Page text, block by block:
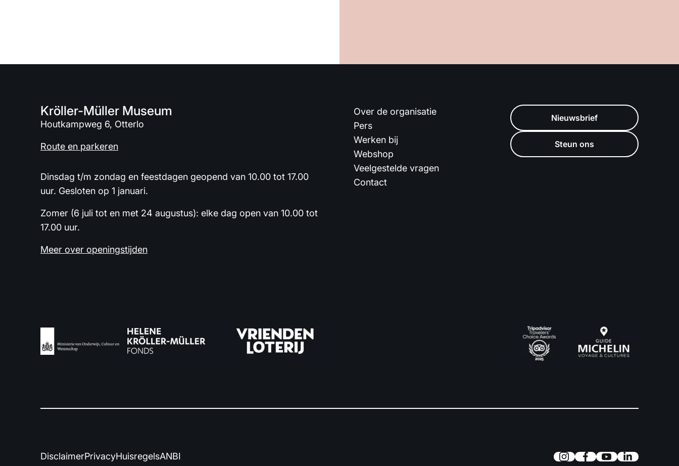
Kröller-Müller Museum
Houtkampweg 6, Otterlo
Route en parkeren
Dinsdag t/m zondag en feestdagen geopend van 10.00 tot 17.00
uur. Gesloten op 1 januari.
Zomer (6 juli tot en met 24 augustus): elke dag open van 10.00 tot
17.00 uur.
Meer over openingstijden
Over de organisatie
Pers
Werken bij
Webshop
Veelgestelde vragen
Contact
Nieuwsbrief
Steun ons
DisclaimerPrivacyHuisregelsANBI